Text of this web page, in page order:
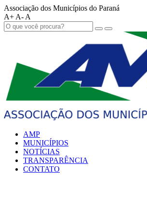
Associação dos Municípios do Paraná
A+ A- A
AMP
MUNICÍPIOS
NOTÍCIAS
TRANSPARÊNCIA
CONTATO